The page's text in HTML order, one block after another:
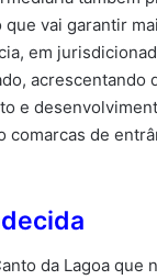
vai garantir
em
acrescentando
e
comarcas de
da Lagoa que